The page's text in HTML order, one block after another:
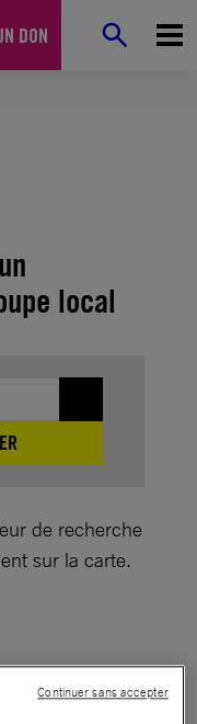
DON
local
de recherche
sur la carte.
Continuer sans accepter